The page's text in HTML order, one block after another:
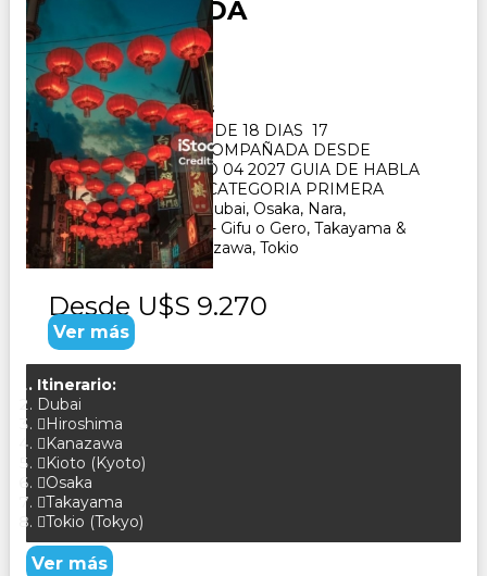
ACOMPAÑADA
Duración:
18Días17Noches
PAQUETE TURISTICO DE 18 DIAS 17
NOCHES. SALIDA ACOMPAÑADA DESDE
BUENOS AIRES MAYO 04 2027 GUIA DE HABLA
HISPANA- HOTELES CATEGORIA PRIMERA
SUPERIOR VISITA : Dubai, Osaka, Nara,
Kioto, Hiroshima, Seki - Gifu o Gero, Takayama &
Shirakawago ï¿½ Kanazawa, Tokio
Desde U$S 9.270
Ver más
Itinerario:
Dubai
Hiroshima
Kanazawa
Kioto (Kyoto)
Osaka
Takayama
Tokio (Tokyo)
Ver más